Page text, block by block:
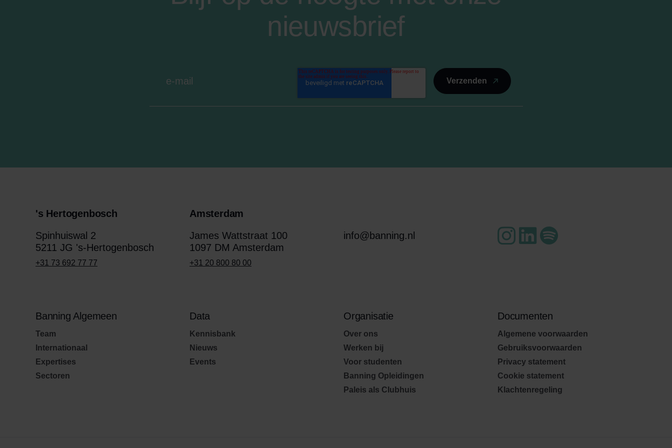
nieuwsbrief
's Hertogenbosch
Spinhuiswal 2
5211 JG 's-Hertogenbosch
+31 73 692 77 77
Amsterdam
James Wattstraat 100
1097 DM Amsterdam
+31 20 800 80 00
info@banning.nl
Banning Algemeen
Team
Internationaal
Expertises
Sectoren
Data
Kennisbank
Nieuws
Events
Organisatie
Over ons
Werken bij
Voor studenten
Banning Opleidingen
Paleis als Clubhuis
Documenten
Algemene voorwaarden
Gebruiksvoorwaarden
Privacy statement
Cookie statement
Klachtenregeling